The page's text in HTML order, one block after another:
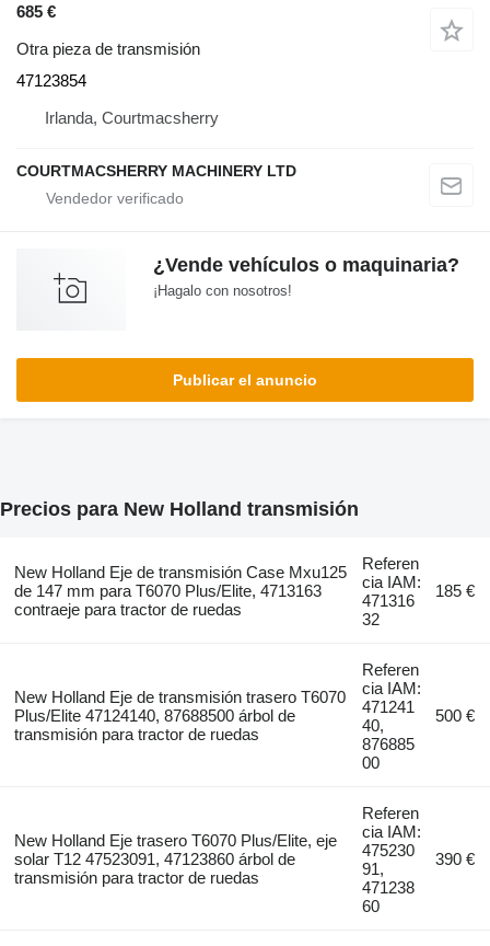
685 €
Otra pieza de transmisión
47123854
Irlanda, Courtmacsherry
COURTMACSHERRY MACHINERY LTD
¿Vende vehículos o maquinaria?
¡Hagalo con nosotros!
Publicar el anuncio
Precios para New Holland transmisión
New Holland Eje de transmisión Case Mxu125
de 147 mm para T6070 Plus/Elite, 4713163
contraeje para tractor de ruedas
Referen
cia IAM:
471316
32
185 €
New Holland Eje de transmisión trasero T6070
Plus/Elite 47124140, 87688500 árbol de
transmisión para tractor de ruedas
Referen
cia IAM:
471241
40,
876885
00
500 €
New Holland Eje trasero T6070 Plus/Elite, eje
solar T12 47523091, 47123860 árbol de
transmisión para tractor de ruedas
Referen
cia IAM:
475230
91,
471238
60
390 €